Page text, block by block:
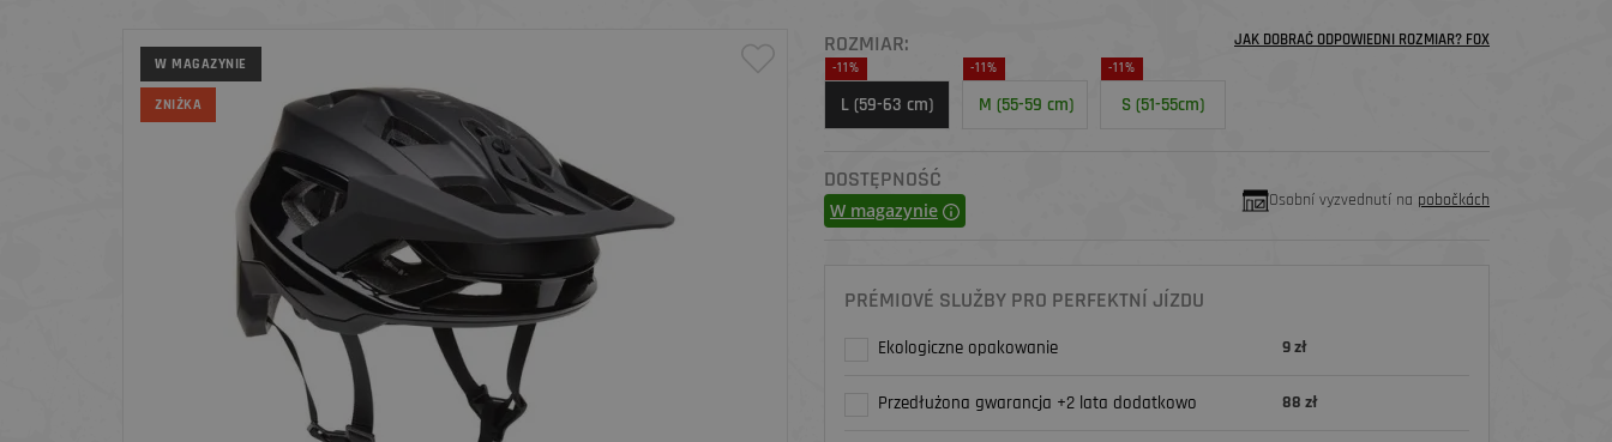
W MAGAZYNIE
ZNIŻKA
ROZMIAR: JAK DOBRAĆ ODPOWIEDNI ROZMIAR? FOX
-11%
L (59-63 cm)
-11%
M (55-59 cm)
-11%
S (51-55cm)
DOSTĘPNOŚĆ
W magazynie Osobní vyzvednutí na pobočkách
PRÉMIOVÉ SLUŽBY PRO PERFEKTNÍ JÍZDU
Ekologiczne opakowanie 9 zł
Przedłużona gwarancja +2 lata dodatkowo 88 zł